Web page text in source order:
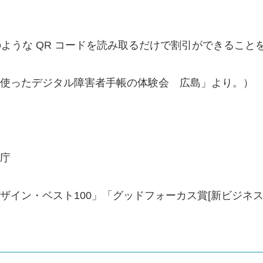
うな QR コードを読み取るだけで割引ができること
ったデジタル障害者手帳の体験会 広島」より。）
イン・ベスト100」「グッドフォーカス賞[新ビジネ